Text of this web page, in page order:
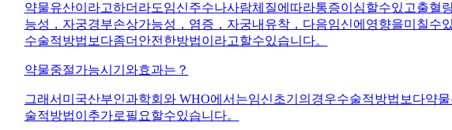
약물유산이라고하더라도임신주수나사람체질에따라통증이심할수있고출
능성，자궁경부손상가능성，염증，자궁내유착，다음임신에영향을미칠
수술적방법보다좀더안전한방법이라고할수있습니다。
약물중절가능시기와효과는？
그래서미국산부인과학회와 WHO에서는임신초기의경우수술적방법보다약
술적방법이추가로필요할수있습니다。